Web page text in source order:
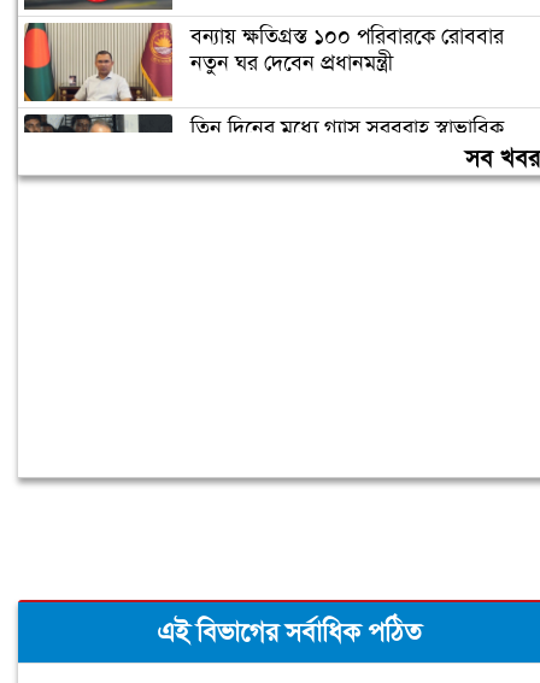
বন্যায় ক্ষতিগ্রস্ত ১০০ পরিবারকে রোববার
নতুন ঘর দেবেন প্রধানমন্ত্রী
তিন দিনের মধ্যে গ্যাস সরবরাহ স্বাভাবিক
সব
এই বিভাগের সর্বাধিক পঠিত